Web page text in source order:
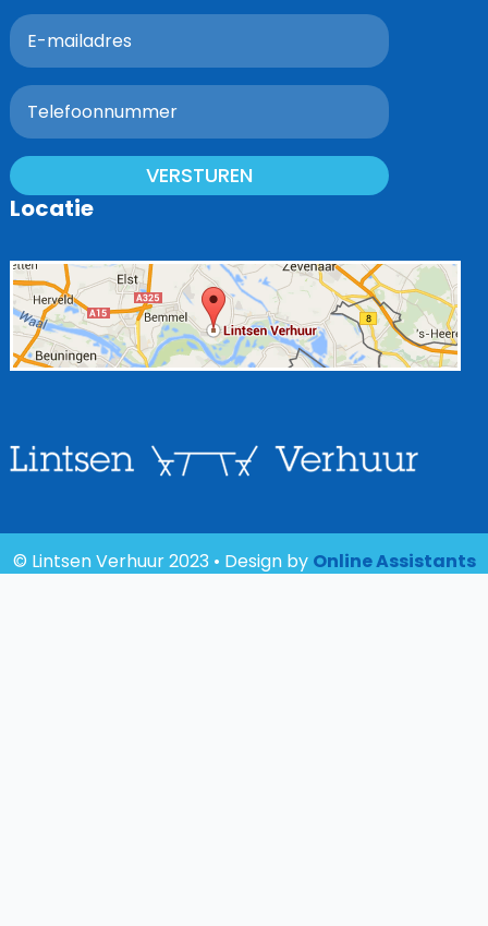
VERSTUREN
Locatie
© Lintsen Verhuur 2023 • Design by Online Assistants